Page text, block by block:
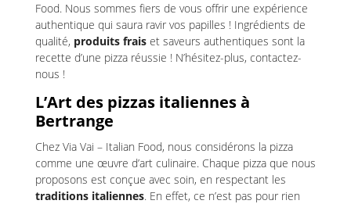
Food. Nous sommes fiers de vous offrir une expérience
authentique qui saura ravir vos papilles ! Ingrédients de
qualité, produits fraiset saveurs authentiques sont la
recette d’une pizza réussie ! N’hésitez-plus, contactez-
nous !
L’Art des pizzas italiennes à
Bertrange
Chez Via Vai – Italian Food, nous considérons la pizza
comme une œuvre d’art culinaire. Chaque pizza que nous
proposons est conçue avec soin, en respectant les
traditions italiennes. En effet, ce n’est pas pour rien